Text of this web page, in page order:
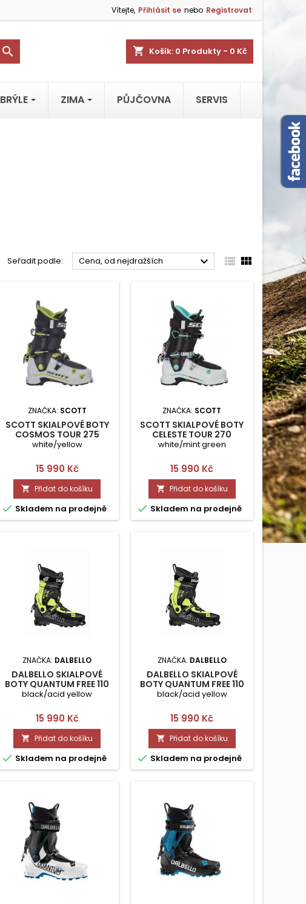
Vítejte, Přihlásit se nebo Registrovat
shopping_cart Košík: 0 Produkty - 0 Kč

BRÝLE ZIMA PŮJČOVNA SERVIS
Seřadit podle: Cena, od nejdražších   
ZNAČKA: SCOTT
SCOTT SKIALPOVÉ BOTY
COSMOS TOUR 275
white/yellow
Cena
15 990 Kč
 Přidat do košíku
 Skladem na prodejně
ZNAČKA: SCOTT
SCOTT SKIALPOVÉ BOTY
CELESTE TOUR 270
white/mint green
Cena
15 990 Kč
 Přidat do košíku
 Skladem na prodejně
ZNAČKA: DALBELLO
DALBELLO SKIALPOVÉ
BOTY QUANTUM FREE 110
UNI 275
black/acid yellow
Cena
15 990 Kč
 Přidat do košíku
 Skladem na prodejně
ZNAČKA: DALBELLO
DALBELLO SKIALPOVÉ
BOTY QUANTUM FREE 110
UNI 285
black/acid yellow
Cena
15 990 Kč
 Přidat do košíku
 Skladem na prodejně